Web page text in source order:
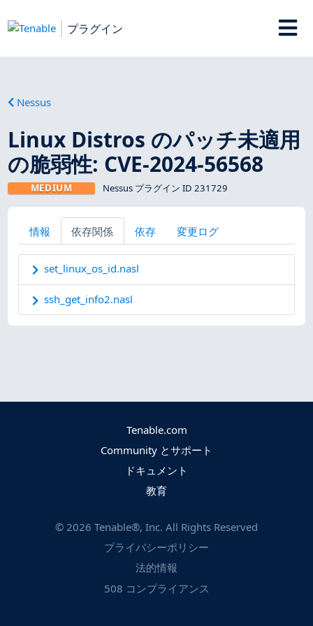
プラグイン
Nessus
Linux Distros のパッチ未適用
の脆弱性: CVE-2024-56568
MEDIUM Nessus プラグイン ID 231729
情報 依存関係 依存 変更ログ
set_linux_os_id.nasl
ssh_get_info2.nasl
Tenable.com
Community とサポート
ドキュメント
教育
© 2026 Tenable®, Inc. All Rights Reserved
プライバシーポリシー
法的情報
508 コンプライアンス